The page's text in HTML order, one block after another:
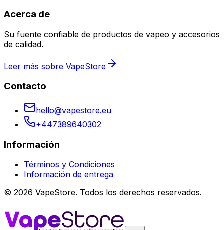
Acerca de
Su fuente confiable de productos de vapeo y accesorios
de calidad.
Leer más sobre VapeStore
Contacto
hello@vapestore.eu
+447389640302
Información
Términos y Condiciones
Información de entrega
© 2026 VapeStore. Todos los derechos reservados.